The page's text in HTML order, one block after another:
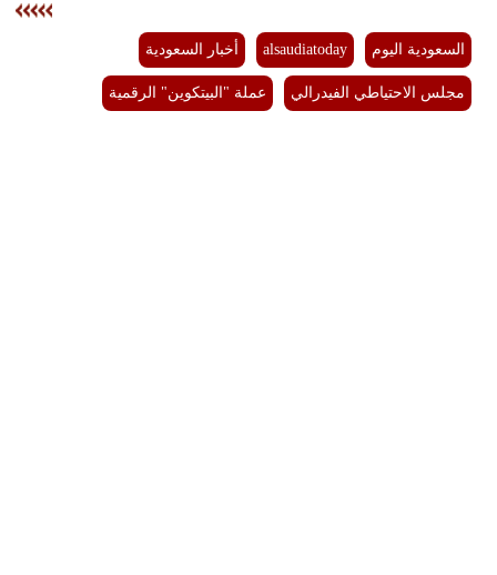
السعودية اليوم alsaudiatoday أخبار السعودية
مجلس الاحتياطي الفيدرالي عملة "البيتكوين" الرقمية